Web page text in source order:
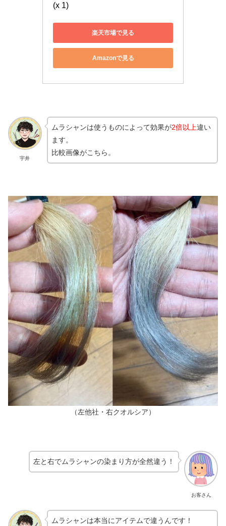
(x 1)
楽天市場で見る
Amazonで見る
宇井
ムラシャンは使うものによって効果が2倍以上違い
ます。
比較画像がこちら。
（左他社・右クオルシア）
お客さん
左と右でムラシャンの染まり方が全然違う！
ムラシャンは本当にアイテムで違うんです！